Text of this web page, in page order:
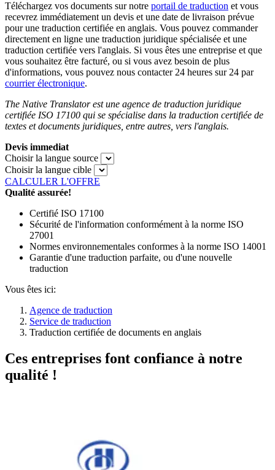
Téléchargez vos documents sur notre portail de traduction et vous
recevrez immédiatement un devis et une date de livraison prévue
pour une traduction certifiée en anglais. Vous pouvez commander
directement en ligne une traduction juridique spécialisée et une
traduction certifiée vers l'anglais. Si vous êtes une entreprise et que
vous souhaitez être facturé, ou si vous avez besoin de plus
d'informations, vous pouvez nous contacter 24 heures sur 24 par
courrier électronique.
The Native Translator est une agence de traduction juridique
certifiée ISO 17100 qui se spécialise dans la traduction certifiée de
textes et documents juridiques, entre autres, vers l'anglais.
Devis immediat
Choisir la langue source
Choisir la langue cible
CALCULER L'OFFRE
Qualité assurée!
Certifié ISO 17100
Sécurité de l'information conformément à la norme ISO
27001
Normes environnementales conformes à la norme ISO 14001
Garantie d'une traduction parfaite, ou d'une nouvelle
traduction
Vous êtes ici:
Agence de traduction
Service de traduction
Traduction certifiée de documents en anglais
Ces entreprises font confiance à notre
qualité !